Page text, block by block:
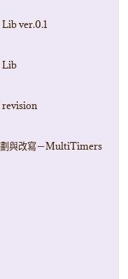
ver.0.1
Lib
與改寫－MultiTimers